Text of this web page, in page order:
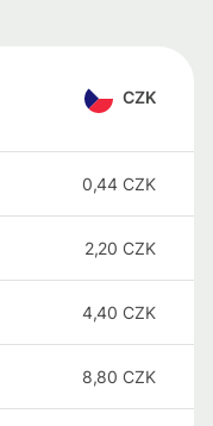
CZK
0,44 CZK
2,20 CZK
4,40 CZK
8,80 CZK